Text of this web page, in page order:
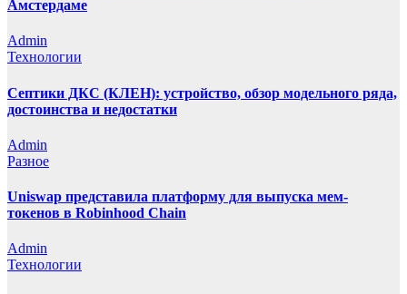
Амстердаме
Admin
Технологии
Септики ДКС (КЛЕН): устройство, обзор модельного ряда,
достоинства и недостатки
Admin
Разное
Uniswap представила платформу для выпуска мем-
токенов в Robinhood Chain
Admin
Технологии